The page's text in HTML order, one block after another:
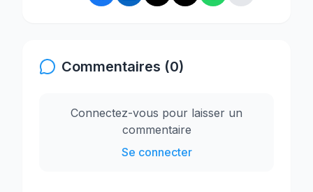
Commentaires (0)
Connectez-vous pour laisser un
commentaire
Se connecter